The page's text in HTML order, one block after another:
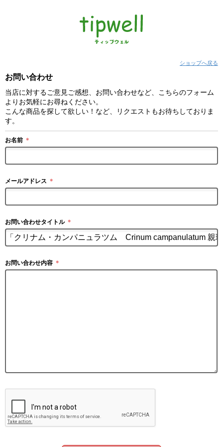
ショップへ戻る
お問い合わせ
当店に対するご意見ご感想、お問い合わせなど、こちらのフォーム
よりお気軽にお尋ねください。
こんな商品を探して欲しい！など、リクエストもお待ちしておりま
す。
お名前 ＊
メールアドレス ＊
お問い合わせタイトル ＊
お問い合わせ内容 ＊